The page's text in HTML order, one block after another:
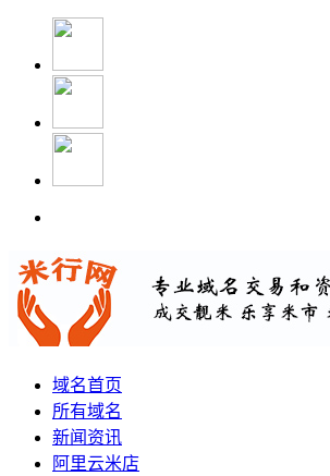
域名首页
所有域名
新闻资讯
阿里云米店